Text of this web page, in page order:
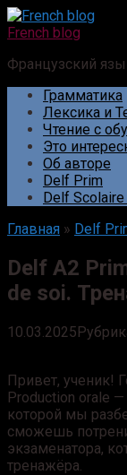
Перейти
к
French blog
Французский
Грамматика
Лексика и
Чтение с
Это
Об авторе
Delf Prim
Delf
Главная » Delf
Delf A2
de soi.
10.03.2025
Привет, ученик!
Production orale
которой мы
сможешь
экзаменатора,
тренажёра.